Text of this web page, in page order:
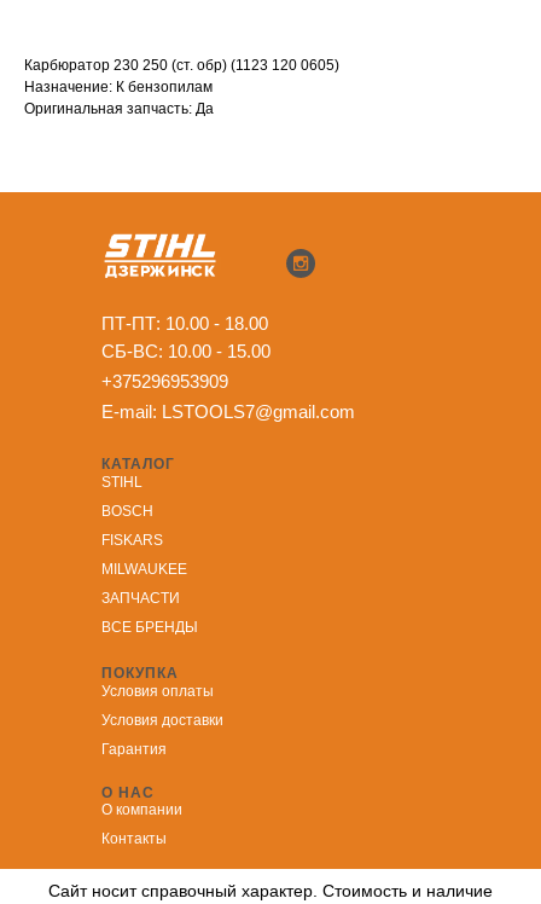
Карбюратор 230 250 (ст. обр) (1123 120 0605)
Назначение: К бензопилам
Оригинальная запчасть: Да
КАТАЛОГ
STIHL
BOSCH
FISKARS
MILWAUKEE
ЗАПЧАСТИ
ВСЕ БРЕНДЫ
ПОКУПКА
Условия оплаты
Условия доставки
Гарантия
О НАС
О компании
Контакты
ПТ-ПТ: 10.00 - 18.00
СБ-ВС: 10.00 - 15.00
+375296953909
E-mail: LSTOOLS7@gmail.com
Сайт носит справочный характер. Стоимость и наличие